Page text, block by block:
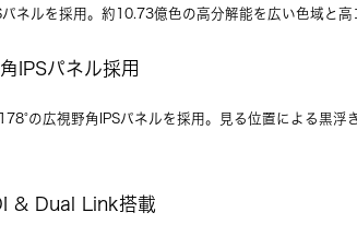
ネルを採用。約10.73億色の高分解能を広い色域と高
IPSパネル採用
178°の広視野角IPSパネルを採用。見る位置による黒
& Dual Link搭載